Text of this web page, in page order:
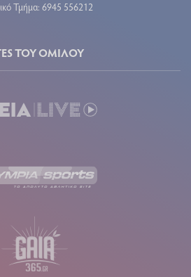
Τμήμα: 6945 556212
ΤΟΥ ΟΜΙΛΟΥ